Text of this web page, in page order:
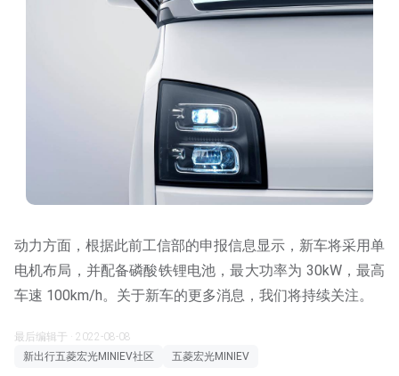
动力方面，根据此前工信部的申报信息显示，新车将采用单
电机布局，并配备磷酸铁锂电池，最大功率为 30kW，最高
车速 100km/h。关于新车的更多消息，我们将持续关注。
最后编辑于 · 2022-08-08
新出行五菱宏光MINIEV社区
五菱宏光MINIEV